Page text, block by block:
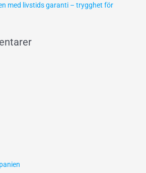
med livstids garanti – trygghet för